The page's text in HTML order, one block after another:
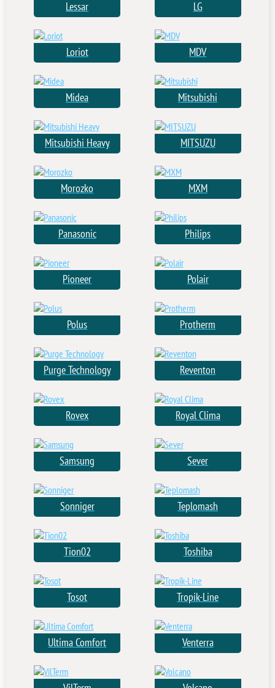
Lessar LG
Loriot MDV
Midea Mitsubishi
Mitsubishi Heavy MITSUZU
Morozko MXM
Panasonic Philips
Pioneer Polair
Polus Protherm
Purge Technology Reventon
Rovex Royal Clima
Samsung Sever
Sonniger Teplomash
Tion02 Toshiba
Tosot Tropik-Line
Ultima Comfort Venterra